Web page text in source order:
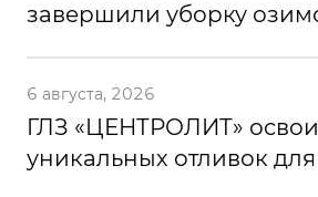
завершили уборку
6 августа, 2026
ГЛЗ «ЦЕНТРОЛИТ»
уникальных отливок